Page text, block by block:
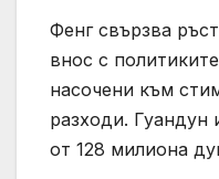
Фенг свързва
внос с
насочени към
разходи. Гуандун
от 128 милиона